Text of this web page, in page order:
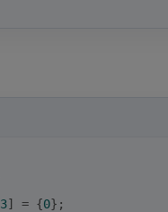
3] = {0};